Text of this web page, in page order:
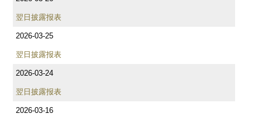
翌日披露报表
2026-03-25
翌日披露报表
2026-03-24
翌日披露报表
2026-03-16